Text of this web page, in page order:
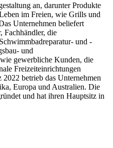
an, darunter Produkte
im Freien, wie Grills und
Unternehmen beliefert
Fachhändler, die
und -
und
gewerbliche Kunden, die
Freizeiteinrichtungen
betrieb das Unternehmen
Europa und Australien. Die
und hat ihren Hauptsitz in